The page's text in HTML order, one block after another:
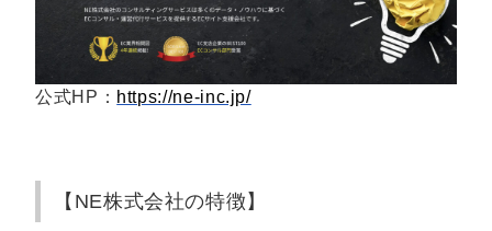
公式HP： https://ne-inc.jp/
【NE株式会社の特徴】